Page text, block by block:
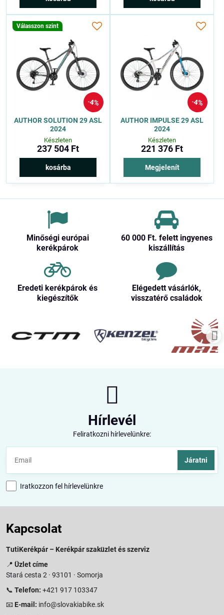
4%
Válasszon szint
AUTHOR SOLUTION 29 ASL
2024
Készleten
237 504 Ft
kosárba
4%
AUTHOR IMPULSE 29 ASL
2024
Készleten
221 376 Ft
Megjelenít
Minőségi európai
kerékpárok
60 000 Ft​. felett ingyenes
kiszállítás
Eredeti kerékpárok és
kiegészítők
Elégedett vásárlók,
visszatérő családok
Hírlevél
Feliratkozni hírlevelünkre:
Járatni
Iratkozzon fel hírlevelünkre
Kapcsolat
TutiKerékpár – Kerékpár szaküzlet és szerviz
📍 Üzlet címe
Stará cesta 2 · 93101 · Somorja
📞 Telefon: +421 917 103347
📧 E-mail: info@slovakiabike.sk